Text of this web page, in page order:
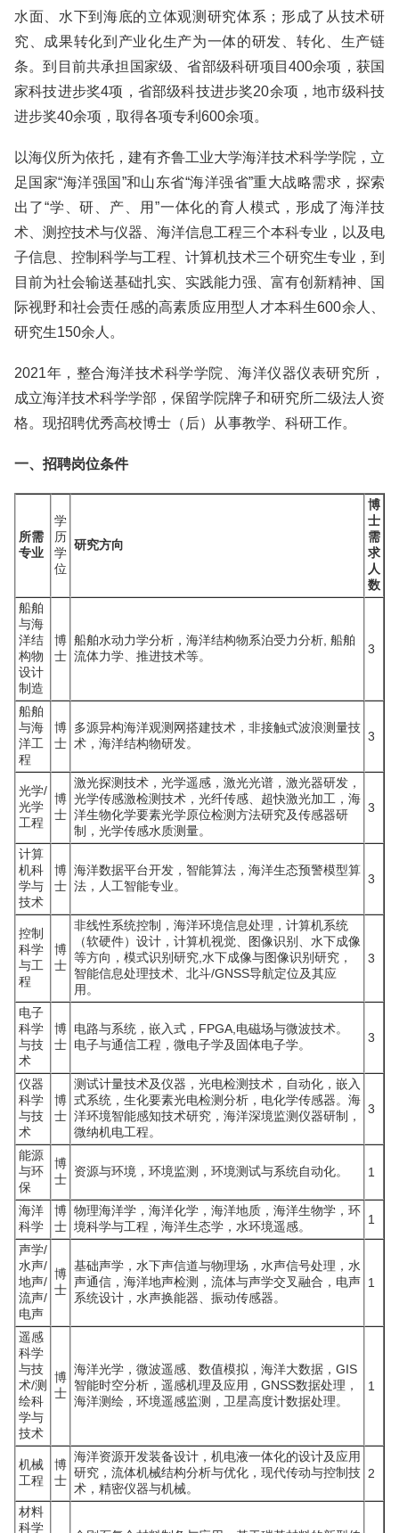
水面、水下到海底的立体观测研究体系；形成了从技术研
究、成果转化到产业化生产为一体的研发、转化、生产链
条。到目前共承担国家级、省部级科研项目400余项，获国
家科技进步奖4项，省部级科技进步奖20余项，地市级科技
进步奖40余项，取得各项专利600余项。
以海仪所为依托，建有齐鲁工业大学海洋技术科学学院，立
足国家“海洋强国”和山东省“海洋强省”重大战略需求，探索
出了“学、研、产、用”一体化的育人模式，形成了海洋技
术、测控技术与仪器、海洋信息工程三个本科专业，以及电
子信息、控制科学与工程、计算机技术三个研究生专业，到
目前为社会输送基础扎实、实践能力强、富有创新精神、国
际视野和社会责任感的高素质应用型人才本科生600余人、
研究生150余人。
2021年，整合海洋技术科学学院、海洋仪器仪表研究所，
成立海洋技术科学学部，保留学院牌子和研究所二级法人资
格。现招聘优秀高校博士（后）从事教学、科研工作。
一、招聘岗位条件
所需
专业
学
历
学
位
研究方向
博
士
需
求
人
数
船舶
与海
洋结
构物
设计
制造
博
士
船舶水动力学分析，海洋结构物系泊受力分析, 船舶
流体力学、推进技术等。
3
船舶
与海
洋工
程
博
士
多源异构海洋观测网搭建技术，非接触式波浪测量技
术，海洋结构物研发。
3
光学/
光学
工程
博
士
激光探测技术，光学遥感，激光光谱，激光器研发，
光学传感激检测技术，光纤传感、超快激光加工，海
洋生物化学要素光学原位检测方法研究及传感器研
制，光学传感水质测量。
3
计算
机科
学与
技术
博
士
海洋数据平台开发，智能算法，海洋生态预警模型算
法，人工智能专业。
3
控制
科学
与工
程
博
士
非线性系统控制，海洋环境信息处理，计算机系统
（软硬件）设计，计算机视觉、图像识别、水下成像
等方向，模式识别研究,水下成像与图像识别研究，
智能信息处理技术、北斗/GNSS导航定位及其应
用。
3
电子
科学
与技
术
博
士
电路与系统，嵌入式，FPGA,电磁场与微波技术。
电子与通信工程，微电子学及固体电子学。
3
仪器
科学
与技
术
博
士
测试计量技术及仪器，光电检测技术，自动化，嵌入
式系统，生化要素光电检测分析，电化学传感器。海
洋环境智能感知技术研究，海洋深境监测仪器研制，
微纳机电工程。
3
能源
与环
保
博
士
资源与环境，环境监测，环境测试与系统自动化。 1
海洋
科学
博
士
物理海洋学，海洋化学，海洋地质，海洋生物学，环
境科学与工程，海洋生态学，水环境遥感。
1
声学/
水声/
地声/
流声/
电声
博
士
基础声学，水下声信道与物理场，水声信号处理，水
声通信，海洋地声检测，流体与声学交叉融合，电声
系统设计，水声换能器、振动传感器。
1
遥感
科学
与技
术/测
绘科
学与
技术
博
士
海洋光学，微波遥感、数值模拟，海洋大数据，GIS
智能时空分析，遥感机理及应用，GNSS数据处理，
海洋测绘，环境遥感监测，卫星高度计数据处理。
1
机械
工程
博
士
海洋资源开发装备设计，机电液一体化的设计及应用
研究，流体机械结构分析与优化，现代传动与控制技
术，精密仪器与机械。
2
材料
科学